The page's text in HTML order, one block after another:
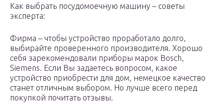
Как выбрать посудомоечную машину – советы
эксперта:
Фирма – чтобы устройство проработало долго,
выбирайте проверенного производителя. Хорошо
себя зарекомендовали приборы марок Bosch,
Siemens. Если Вы задаетесь вопросом, какое
устройство приобрести для дом, немецкое качество
станет отличным выбором. Но лучше всего перед
покупкой почитать отзывы.